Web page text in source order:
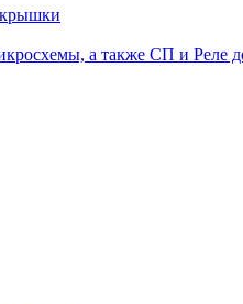
крышки
а также СП и